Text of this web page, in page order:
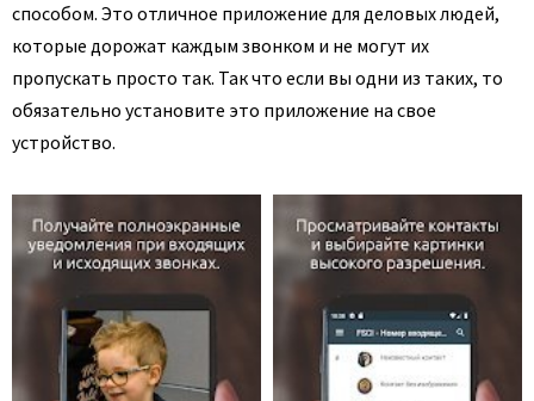
способом. Это отличное приложение для деловых людей,
которые дорожат каждым звонком и не могут их
пропускать просто так. Так что если вы одни из таких, то
обязательно установите это приложение на свое
устройство.